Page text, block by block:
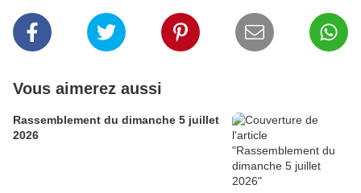
Vous aimerez aussi
Rassemblement du dimanche 5 juillet
2026